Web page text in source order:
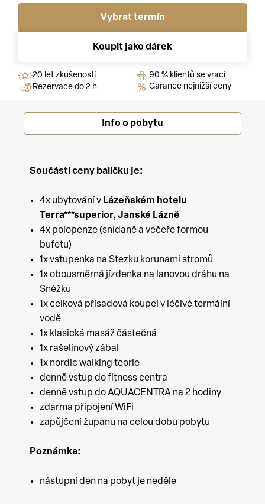
Vybrat termín
Koupit jako dárek
20 let zkušeností
Rezervace do 2 h
90 % klientů se vrací
Garance nejnižší ceny
Info o pobytu
Součástí ceny balíčku je:
4x ubytování v Lázeňském hotelu
Terra***superior, Janské Lázně
4x polopenze (snídaně a večeře formou
bufetu)
1x vstupenka na Stezku korunami stromů
1x obousměrná jízdenka na lanovou dráhu na
Sněžku
1x celková přísadová koupel v léčivé termální
vodě
1x klasická masáž částečná
1x rašelinový zábal
1x nordic walking teorie
denně vstup do fitness centra
denně vstup do AQUACENTRA na 2 hodiny
zdarma připojení WiFi
zapůjčení županu na celou dobu pobytu
Poznámka:
nástupní den na pobyt je neděle